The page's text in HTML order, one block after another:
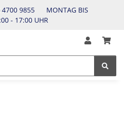
4700 9855 MONTAG BIS
- 17:00 UHR